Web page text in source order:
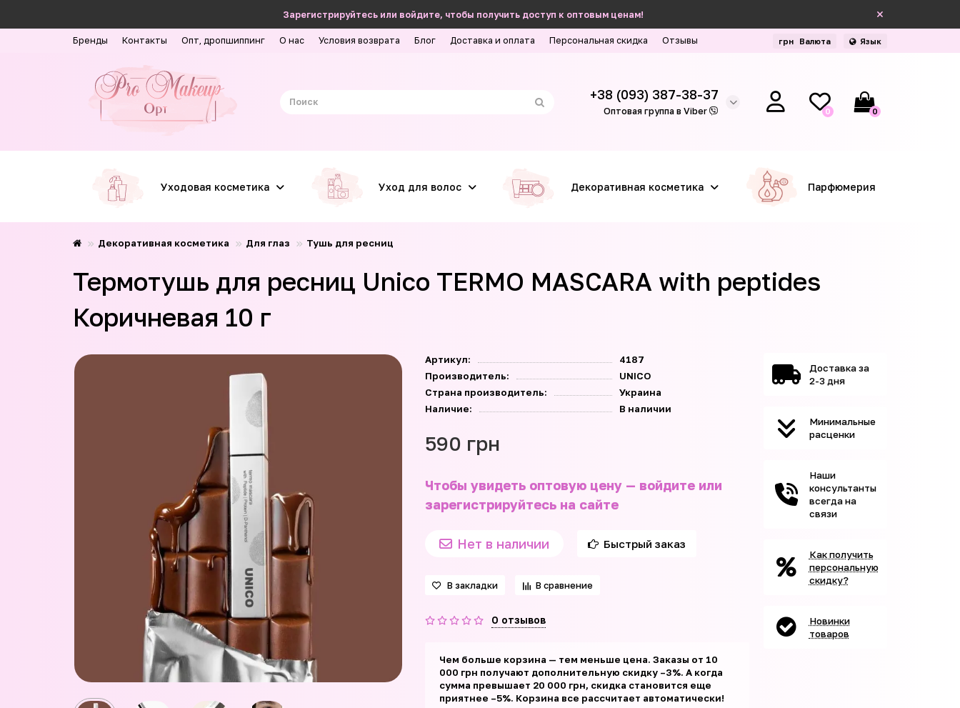
Зарегистрируйтесь или войдите, чтобы получить доступ к оптовым ценам!
Бренды Контакты Опт, дропшиппинг О нас Условия возврата Блог Доставка и оплата Персональная скидка Отзывы грн Валюта Язык
+38 (093) 387-38-37
Оптовая группа в Viber 0 0
Уходовая косметика Уход для волос Декоративная косметика Парфюмерия
Декоративная косметика Для глаз Тушь для ресниц
Термотушь для ресниц Unico TERMO MASCARA with peptides
Коричневая 10 г
Артикул:
4187
Производитель:
UNICO
Страна производитель:
Украина
Наличие:
В наличии
590 грн
Чтобы увидеть оптовую цену — войдите или
зарегистрируйтесь на сайте
Нет в наличии Быстрый заказ
В закладки В сравнение
0 отзывов
Чем больше корзина — тем меньше цена. Заказы от 10
000 грн получают дополнительную скидку –3%. А когда
сумма превышает 20 000 грн, скидка становится еще
приятнее –5%. Корзина все рассчитает автоматически!
Доставка за
2-3 дня
Минимальные
расценки
Наши
консультанты
всегда на
связи
Как получить
персональную
скидку?
Новинки
товаров